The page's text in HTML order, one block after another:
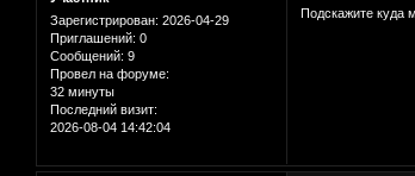
Зарегистрирован: 2026-04-29
Приглашений: 0
Сообщений: 9
Провел на форуме:
32 минуты
Последний визит:
2026-08-04 14:42:04
Подскажите куда